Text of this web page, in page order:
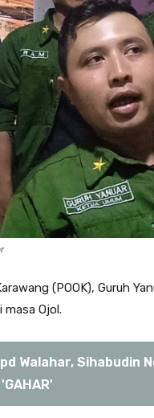
(POOK), Guruh
Ojol.
Walahar, Sihabudin